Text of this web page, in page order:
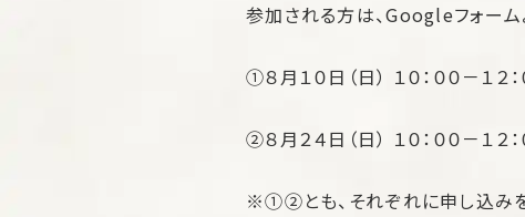
参加される方は、Googleフォー
①８月１０日（日） １０：００－１
②８月２４日（日） １０：００－１
※①②とも、それぞれに申し込みを